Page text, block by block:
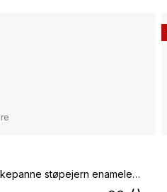
Victoria stekepanne støpejern enameled, Ø20 cm